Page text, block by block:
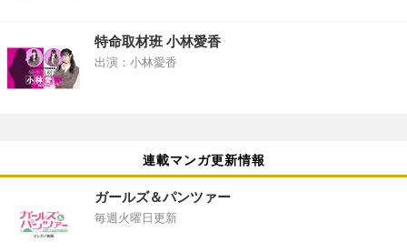
特命取材班 小林愛香
出演：小林愛香
連載マンガ更新情報
ガールズ＆パンツァー
毎週火曜日更新